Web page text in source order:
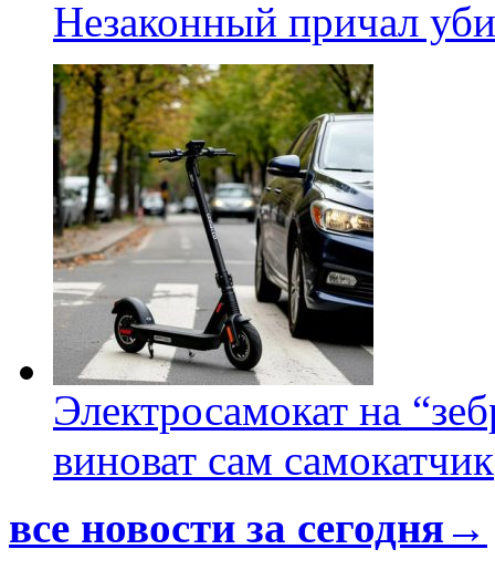
Незаконный причал
Электросамокат на
виноват сам самокатчик
все новости за сегодня→